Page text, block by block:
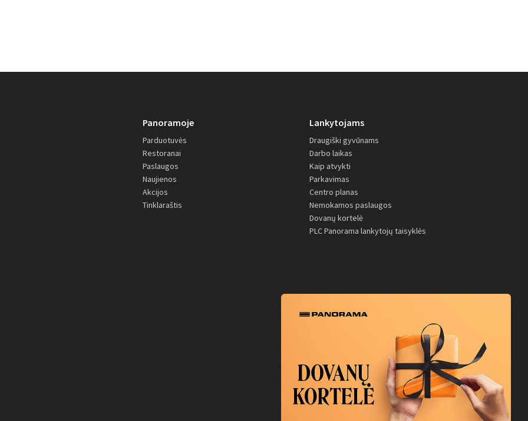
Panoramoje
Parduotuvės
Restoranai
Paslaugos
Naujienos
Akcijos
Tinklaraštis
Lankytojams
Draugiški gyvūnams
Darbo laikas
Kaip atvykti
Parkavimas
Centro planas
Nemokamos paslaugos
Dovanų kortelė
PLC Panorama lankytojų taisyklės